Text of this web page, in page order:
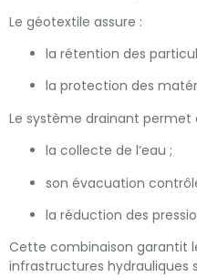
Le géotextile assure :
la rétention des
la protection des
Le système drainant permet
la collecte de l’eau ;
son évacuation
la réduction des
Cette combinaison garantit
infrastructures hydrauliques